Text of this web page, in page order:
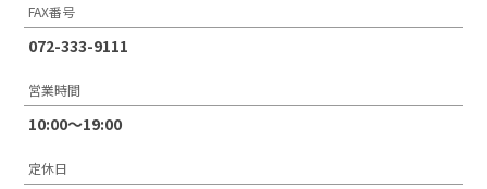
FAX番号
072-333-9111
営業時間
10:00〜19:00
定休日